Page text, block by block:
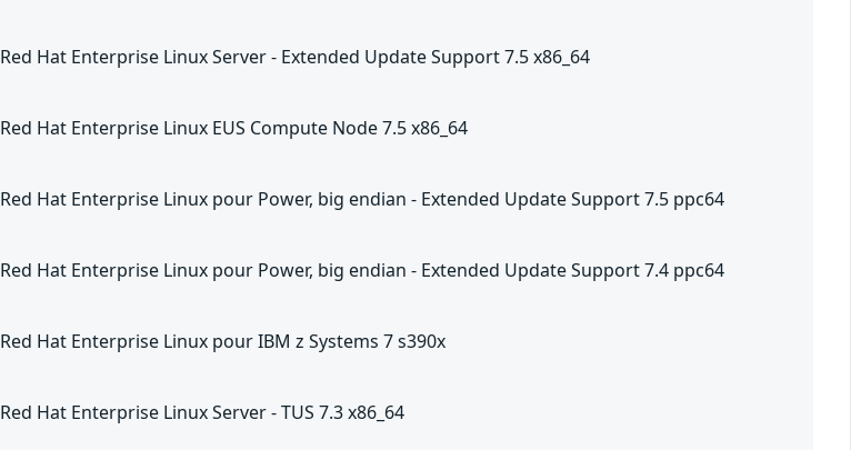
Red Hat Enterprise Linux Server - Extended Update Support 7.5 x86_64
Red Hat Enterprise Linux EUS Compute Node 7.5 x86_64
Red Hat Enterprise Linux pour Power, big endian - Extended Update Support 7.5 ppc64
Red Hat Enterprise Linux pour Power, big endian - Extended Update Support 7.4 ppc64
Red Hat Enterprise Linux pour IBM z Systems 7 s390x
Red Hat Enterprise Linux Server - TUS 7.3 x86_64